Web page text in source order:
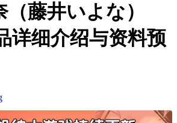
藤井いよな）
详细介绍与资料预